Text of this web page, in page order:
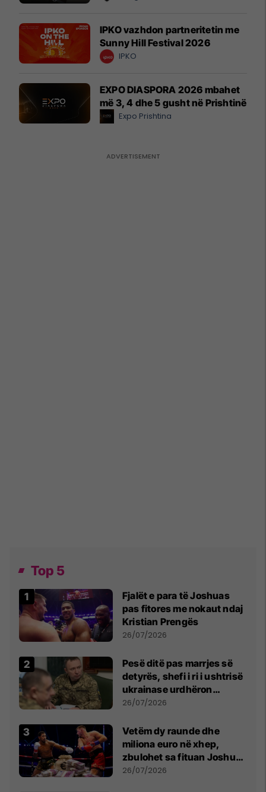
IPKO vazhdon partneritetin me
Sunny Hill Festival 2026
IPKO
EXPO DIASPORA 2026 mbahet
më 3, 4 dhe 5 gusht në Prishtinë
Expo Prishtina
Top 5
Fjalët e para të Joshuas
pas fitores me nokaut ndaj
Kristian Prengës
26/07/2026
Pesë ditë pas marrjes së
detyrës, shefi i ri i ushtrisë
ukrainase urdhëron
kontroll të madh
26/07/2026
Vetëm dy raunde dhe
miliona euro në xhep,
zbulohet sa fituan Joshua
e Prenga
26/07/2026